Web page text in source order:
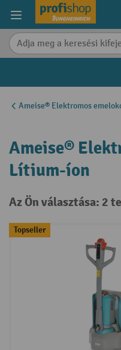
content
Ameise® Elektromos
Ameise®
Lítium-íon
Az Ön választása: 2
Topseller